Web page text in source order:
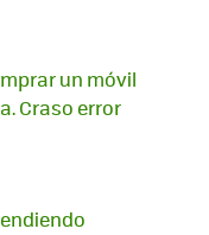
un móvil
Craso error